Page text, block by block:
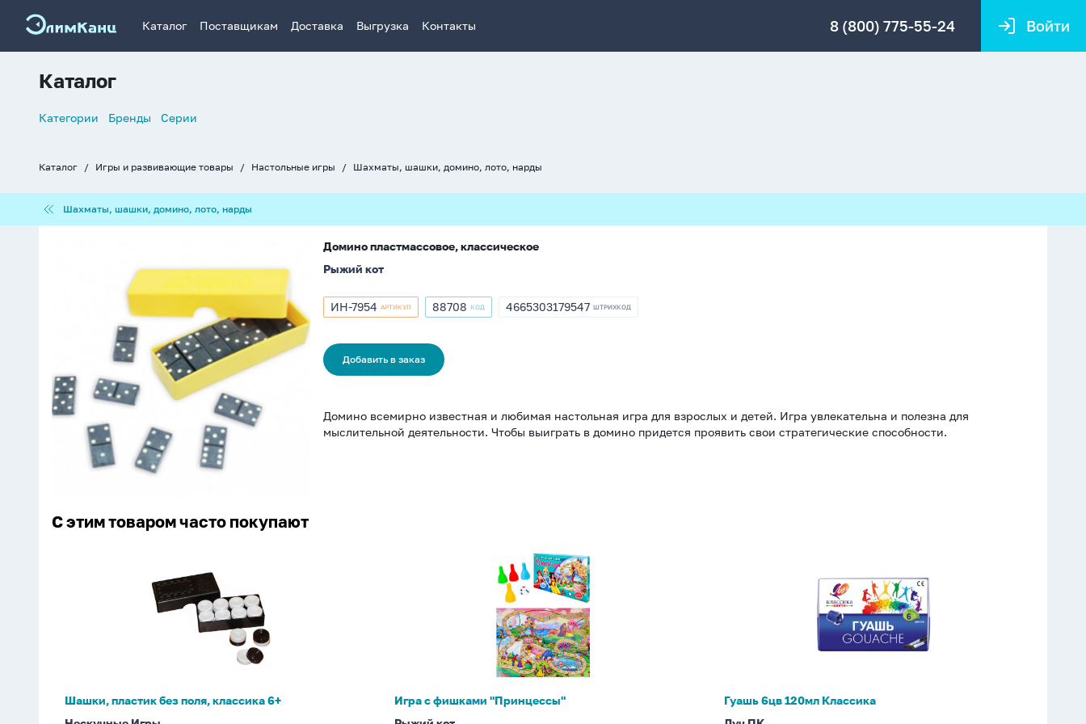
Каталог Поставщикам Доставка Выгрузка Контакты 8 (800) 775-55-24 Войти
Каталог
Список
Категории Бренды Серии
крошки
Каталог Игры и развивающие товары Настольные игры Шахматы, шашки, домино, лото, нарды
шашки,
домино,
Шахматы, шашки, домино, лото, нарды
классическое
Домино пластмассовое, классическое
Рыжий кот
Артикул
ИН-7954 АРТИКУЛ
Артикул
88708 КОД
ШТРИХКОД
4665303179547 ШТРИХКОД
Добавить в заказ
Домино всемирно известная и любимая настольная игра для взрослых и детей. Игра увлекательна и полезна для
мыслительной деятельности. Чтобы выиграть в домино придется проявить свои стратегические способности.
С этим товаром часто покупают
Шашки, пластик без поля, классика 6+
Игра с фишками "Принцессы"
Гуашь 6цв 120мл Классика